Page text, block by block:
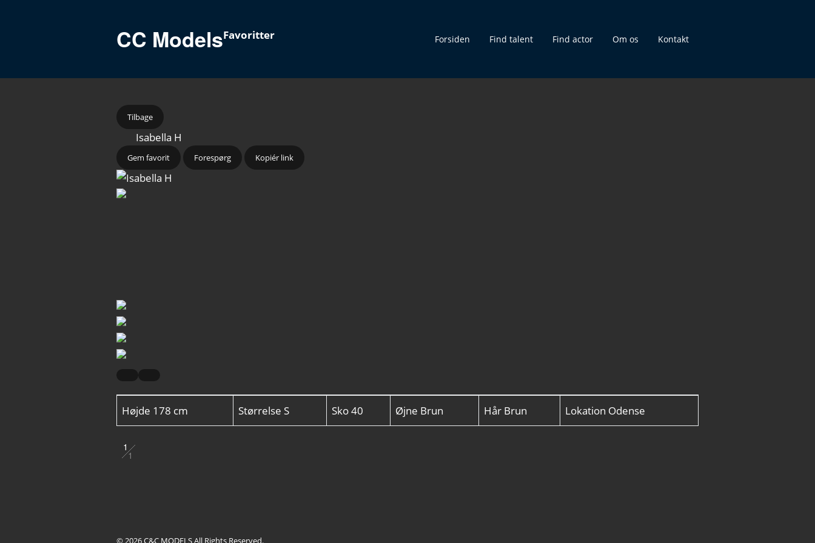
CC Models Forsiden Find talent Find actor Om os Kontakt
Favoritter
Tilbage
Isabella H
Gem favorit Forespørg Kopiér link
Højde 178 cm Størrelse S Sko40 Øjne Brun Hår Brun Lokation Odense
1
1
© 2026 C&C MODELS All Rights Reserved.